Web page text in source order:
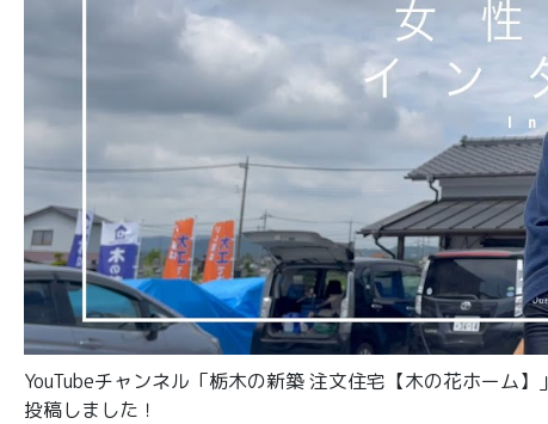
YouTubeチャンネル「栃木の新築 注文住宅【木の花ホーム
投稿しました！